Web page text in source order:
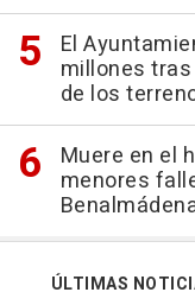
El
millones
de los
Muere en el
menores
ÚLTIMAS